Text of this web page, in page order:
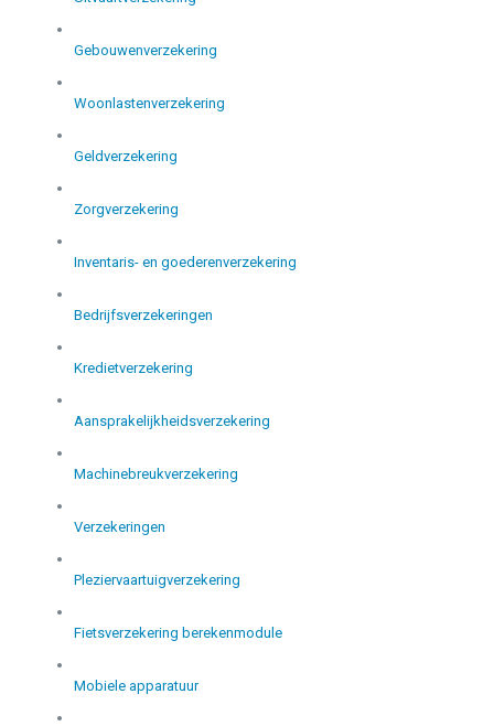
Gebouwenverzekering
Woonlastenverzekering
Geldverzekering
Zorgverzekering
Inventaris- en goederenverzekering
Bedrijfsverzekeringen
Kredietverzekering
Aansprakelijkheidsverzekering
Machinebreukverzekering
Verzekeringen
Pleziervaartuigverzekering
Fietsverzekering berekenmodule
Mobiele apparatuur